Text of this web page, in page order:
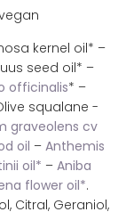
kernel oil* –
seed oil* –
officinalis* –
squalane -
graveolens cv
oil – Anthemis
oil* – Aniba
flower oil*.
Citral, Geraniol,